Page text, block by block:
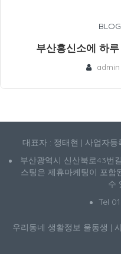
BLOG
부산흥신소에 하
admin
대표자 : 정태현 | 사업자
부산광역시 신산북로43번
스팅은 제휴마케팅이 포함
수
Tel
우리동네 생활정보 울동생 |